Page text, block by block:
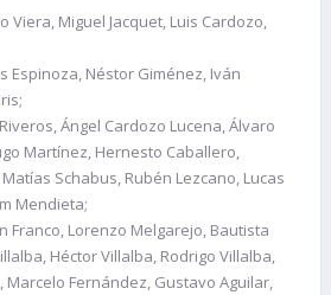
Viera, Miguel Jacquet, Luis Cardozo,
Espinoza, Néstor Giménez, Iván
Ángel Cardozo Lucena, Álvaro
Martínez, Hernesto Caballero,
Schabus, Rubén Lezcano, Lucas
Mendieta;
Franco, Lorenzo Melgarejo, Bautista
Héctor Villalba, Rodrigo Villalba,
Marcelo Fernández, Gustavo Aguilar,